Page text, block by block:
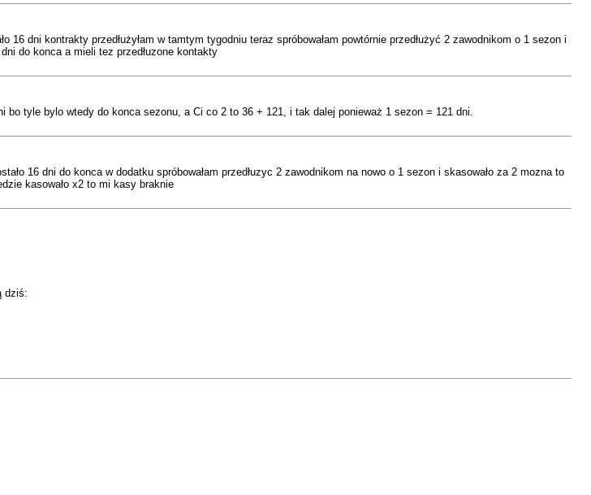
dni kontrakty przedłużyłam w tamtym tygodniu teraz spróbowałam powtórnie przedłużyć 2 zawodnikom o 1 sezon i
do konca a mieli tez przedłuzone kontakty
tyle bylo wtedy do konca sezonu, a Ci co 2 to 36 + 121, i tak dalej ponieważ 1 sezon = 121 dni.
16 dni do konca w dodatku spróbowałam przedłuzyc 2 zawodnikom na nowo o 1 sezon i skasowało za 2 mozna to
kasowało x2 to mi kasy braknie
dziś: